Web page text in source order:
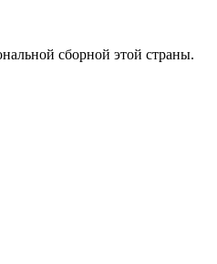
сборной этой страны.